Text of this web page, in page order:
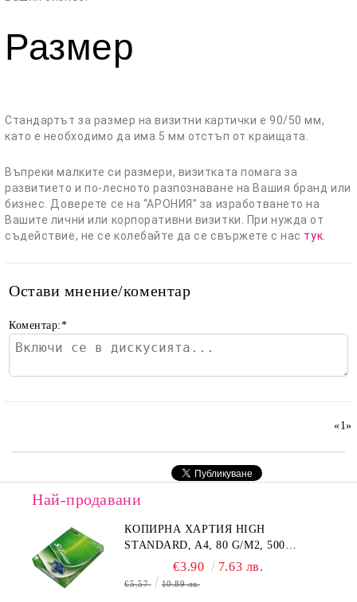
Размер
Стандартът за размер на визитни картички е 90/50 мм,
като е необходимо да има 5 мм отстъп от краищата.
Въпреки малките си размери, визитката помага за
развитието и по-лесното разпознаване на Вашия бранд или
бизнес. Доверете се на “АРОНИЯ” за изработването на
Вашите лични или корпоративни визитки. При нужда от
съдействие, не се колебайте да се свържете с нас тук
Остави мнение/коментар
Коментар:*
«1»
Най-продавани
КОПИРНА ХАРТИЯ HIGH
STANDARD, A4, 80 G/M2, 500
€3.90 7.63 лв.
€5.57 10.89 лв.